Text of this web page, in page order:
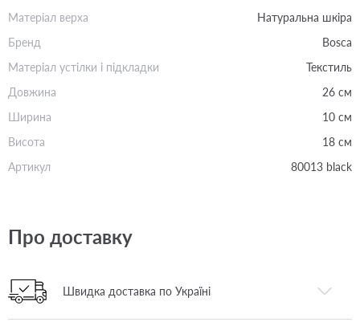
Матеріал верха
Натуральна шкіра
Бренд
Bosca
Матеріал устілки і підкладки
Текстиль
Довжина
26 см
Ширина
10 см
Висота
18 см
Артикул
80013 black
Про доставку
Швидка доставка по Україні